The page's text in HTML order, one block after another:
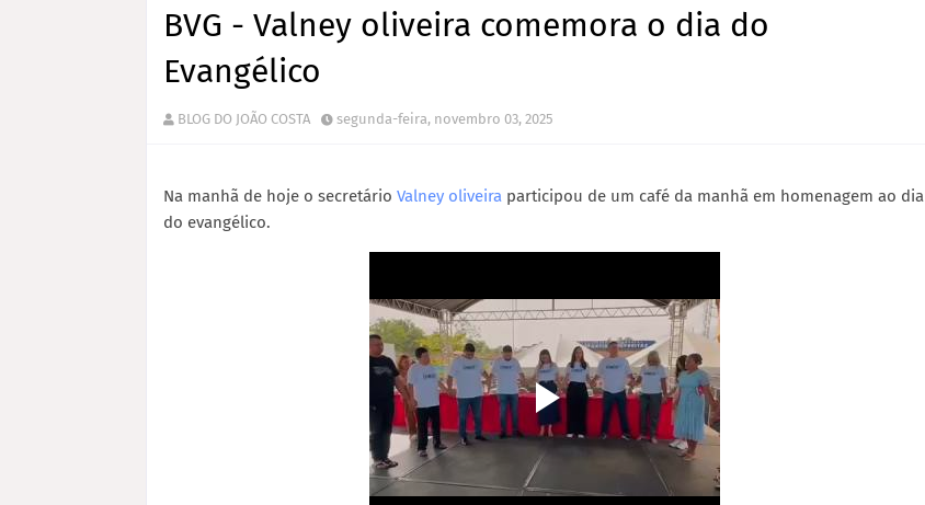
BVG - Valney oliveira comemora o dia do
Evangélico
BLOG DO JOÃO COSTA segunda-feira, novembro 03, 2025
Na manhã de hoje o secretário Valney oliveira participou de um café da manhã em homenagem ao dia
do evangélico.